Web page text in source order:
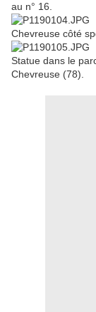
au n° 16.
Chevreuse côté
Statue dans le
Chevreuse (78).